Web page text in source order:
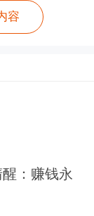
容
：赚钱永